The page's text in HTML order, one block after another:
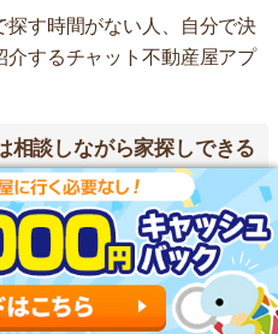
す時間がない人、自分で決
するチャット不動産屋アプ
相談しながら家探しできる
アプリ